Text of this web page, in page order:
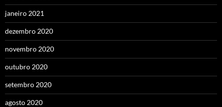
janeiro 2021
dezembro 2020
novembro 2020
outubro 2020
setembro 2020
agosto 2020